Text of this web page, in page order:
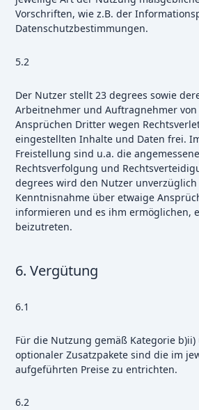
Vorschriften, wie z.B. der
Datenschutzbestimmungen.
5.2
Der Nutzer stellt 23 degrees sowie
Arbeitnehmer und Auftragnehmer
Ansprüchen Dritter wegen
eingestellten Inhalte und Daten frei.
Freistellung sind u.a. die
Rechtsverfolgung und
degrees wird den Nutzer unverzüglich
Kenntnisnahme über etwaige
informieren und es ihm ermöglichen,
beizutreten.
6. Vergütung
6.1
Für die Nutzung gemäß Kategorie
optionaler Zusatzpakete sind die im
aufgeführten Preise zu entrichten.
6.2